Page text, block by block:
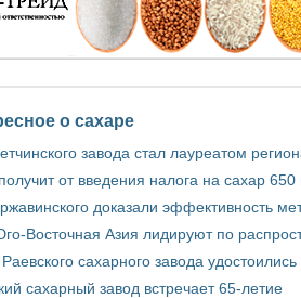
о сахаре
завода стал лауреатом
от введения налога на сахар
доказали эффективность
Восточная Азия лидируют по
сахарного завода удостоились
сахарный завод встречает 65-летие